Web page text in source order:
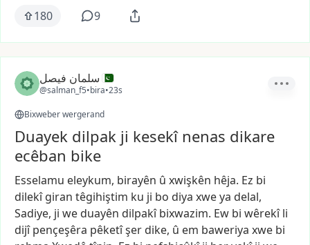
180 9
سلمان فیصل
@salman_f5•bira•23s
Bixweber wergerand
Duayek dilpak ji kesekî nenas dikare
ecêban bike
Esselamu eleykum, birayên û xwişkên hêja. Ez bi
dilekî giran têgihiştim ku ji bo diya xweya delal,
Sadiye, ji we duayên dilpakî bixwazim. Ew bi wêrekî li
dijî pençeşêra pêketîşer dike, û em baweriya xwe bi